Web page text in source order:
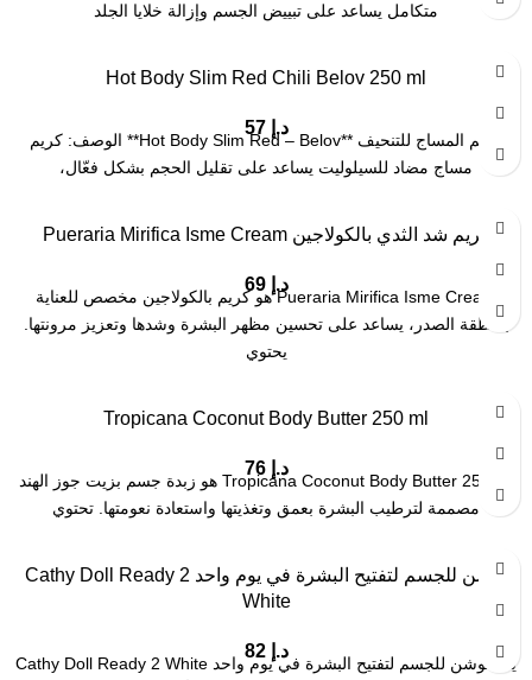
متكامل يساعد على تبييض الجسم وإزالة خلايا الجلد
Hot Body Slim Red Chili Belov 250 ml
د.إ 57
كريم المساج للتنحيف **Hot Body Slim Red – Belov** الوصف: كريم
مساج مضاد للسيلوليت يساعد على تقليل الحجم بشكل فعّال،
كريم شد الثدي بالكولاجين Pueraria Mirifica Isme Cream
د.إ 69
Pueraria Mirifica Isme Cream هو كريم بالكولاجين مخصص للعناية
بمنطقة الصدر، يساعد على تحسين مظهر البشرة وشدها وتعزيز مرونتها.
يحتوي
Tropicana Coconut Body Butter 250 ml
د.إ 76
Tropicana Coconut Body Butter 250 ml هو زبدة جسم بزيت جوز الهند
مصممة لترطيب البشرة بعمق وتغذيتها واستعادة نعومتها. تحتوي
لوشن للجسم لتفتيح البشرة في يوم واحد Cathy Doll Ready 2
White
د.إ 82
يُعد لوشن للجسم لتفتيح البشرة في يوم واحد Cathy Doll Ready 2 White